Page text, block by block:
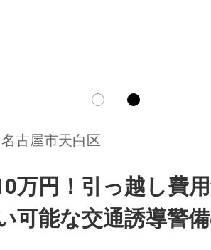
古屋市天白区
万円！引っ越し費
可能な交通誘導警備